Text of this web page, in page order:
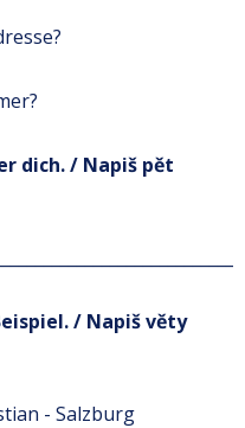
dich. / Napiš pět
/ Napiš věty
- Salzburg